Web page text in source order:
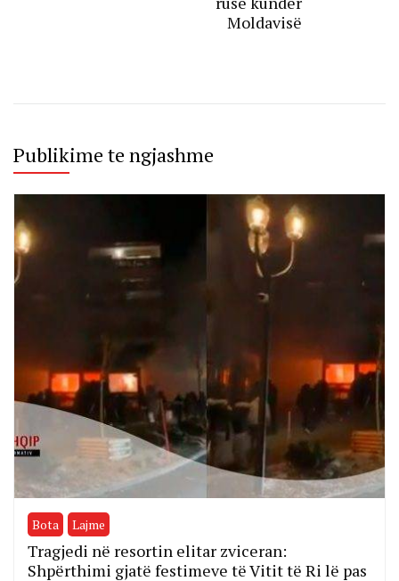
Moldavisë
Publikime te ngjashme
Bota Lajme
Tragjedi në resortin elitar zviceran:
Shpërthimi gjatë festimeve të Vitit të Ri lë pas